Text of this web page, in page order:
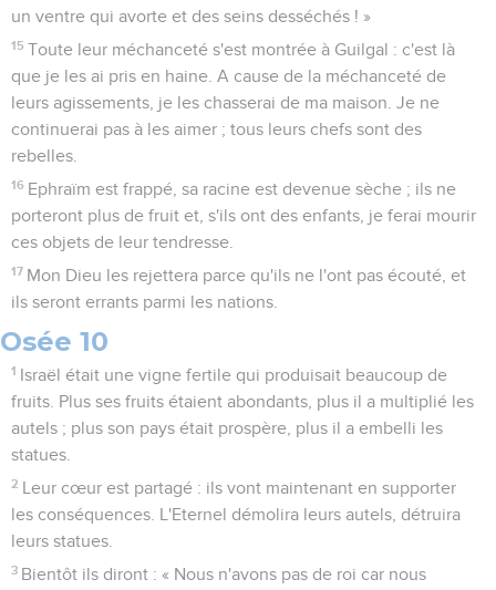
un ventre qui avorte et des seins desséchés ! »
15 Toute leur méchanceté s'est montrée à Guilgal : c'est là
que je les ai pris en haine. A cause de la méchanceté de
leurs agissements, je les chasserai de ma maison. Je ne
continuerai pas à les aimer ; tous leurs chefs sont des
rebelles.
16 Ephraïm est frappé, sa racine est devenue sèche ; ils ne
porteront plus de fruit et, s'ils ont des enfants, je ferai mourir
ces objets de leur tendresse.
17 Mon Dieu les rejettera parce qu'ils ne l'ont pas écouté, et
ils seront errants parmi les nations.
Osée 10
1 Israël était une vigne fertile qui produisait beaucoup de
fruits. Plus ses fruits étaient abondants, plus il a multiplié les
autels ; plus son pays était prospère, plus il a embelli les
statues.
2 Leur cœur est partagé : ils vont maintenant en supporter
les conséquences. L'Eternel démolira leurs autels, détruira
leurs statues.
3 Bientôt ils diront : « Nous n'avons pas de roi car nous